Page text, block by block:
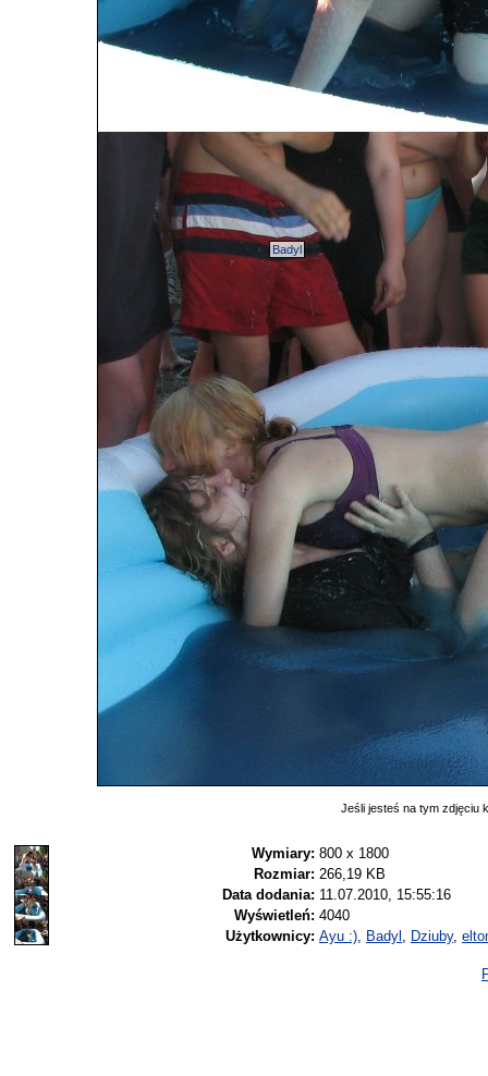
Badyl
Jeśli jesteś na tym zdjęciu
Wymiary: 800 x 1800
Rozmiar: 266,19 KB
Data dodania: 11.07.2010, 15:55:16
Wyświetleń: 4040
Użytkownicy: Ayu :) Badyl Dziuby,